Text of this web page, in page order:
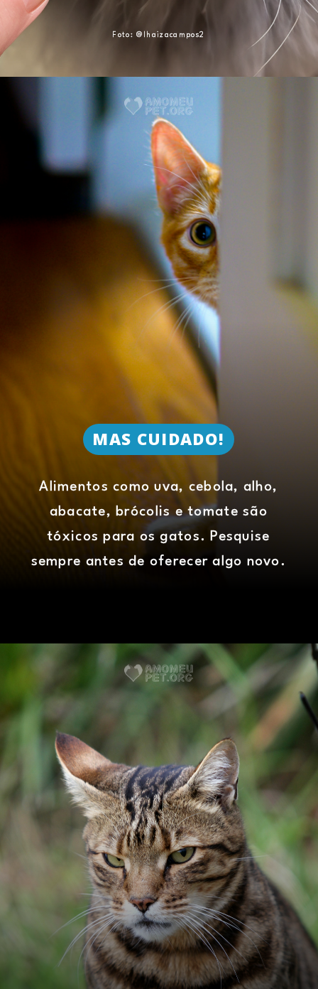
Foto: @lhaizacampos2
Alimentos como uva, cebola, alho,
abacate, brócolis e tomate são
tóxicos para os gatos. Pesquise
sempre antes de oferecer algo novo.
MAS CUIDADO!